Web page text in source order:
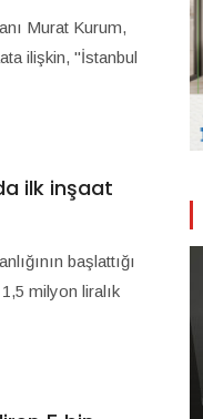
Murat Kurum,
ilişkin, "İstanbul
ilk inşaat
başlattığı
milyon liralık